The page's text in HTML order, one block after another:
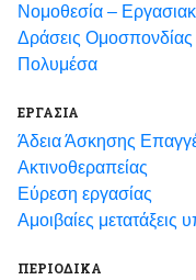
Νομοθεσία –
Δράσεις Ομοσπονδίας
Πολυμέσα
ΕΡΓΑΣΙΑ
Άδεια Άσκησης
Ακτινοθεραπείας
Εύρεση εργασίας
Αμοιβαίες μετατάξεις
ΠΕΡΙΟΔΙΚΑ